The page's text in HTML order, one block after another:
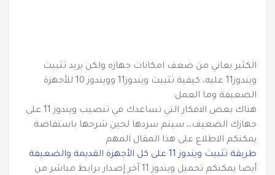
مباشرة Parted Magic.iso 2023
الكثير يعاني من ضعف امكانات جهازه ولكن يريد تثبيت
ويندوز11 عليه، كيفية تثبيت ويندوز11 وويندوز 10 للأجهزة
الضعيفة وما العمل.
هناك بعض الافكار التي تساعدك في تنصيب ويندوز 11 على
جهازك الضعيف،، سيتم سردها لحين شرحها باستفاضة.
يمكنكم الاطلاع على هذا المقال المهم
طريقة تثبيت ويندوز 11 على كل الأجهزة القديمة والضعيفة
أيضا يمكنكم تحميل ويندوز 11 آخر إصدار برابط مباشر من